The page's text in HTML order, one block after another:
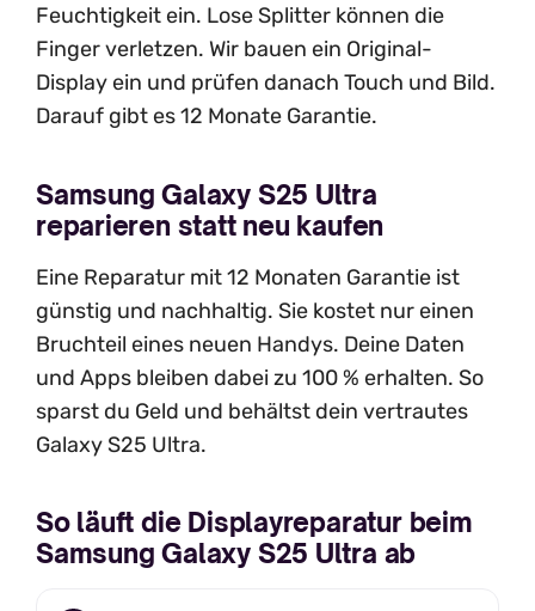
Feuchtigkeit ein. Lose Splitter können die
Finger verletzen. Wir bauen ein Original-
Display ein und prüfen danach Touch und Bild.
Darauf gibt es 12 Monate Garantie.
Samsung Galaxy S25 Ultra
reparieren statt neu kaufen
Eine Reparatur mit 12 Monaten Garantie ist
günstig und nachhaltig. Sie kostet nur einen
Bruchteil eines neuen Handys. Deine Daten
und Apps bleiben dabei zu 100 % erhalten. So
sparst du Geld und behältst dein vertrautes
Galaxy S25 Ultra.
So läuft die Displayreparatur beim
Samsung Galaxy S25 Ultra ab